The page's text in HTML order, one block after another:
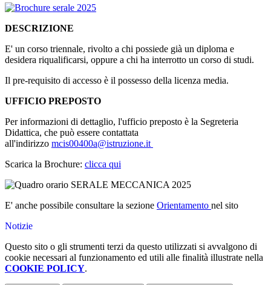
DESCRIZIONE
E' un corso triennale, rivolto a chi possiede già un diploma e
desidera riqualificarsi, oppure a chi ha interrotto un corso di studi.
Il pre-requisito di accesso è il possesso della licenza media.
UFFICIO PREPOSTO
Per informazioni di dettaglio, l'ufficio preposto è la Segreteria
Didattica, che può essere contattata
all'indirizzo mcis00400a@istruzione.it
Scarica la Brochure: clicca qui
E' anche possibile consultare la sezione Orientamento nel sito
Notizie
Questo sito o gli strumenti terzi da questo utilizzati si avvalgono di
cookie necessari al funzionamento ed utili alle finalità illustrate nella
COOKIE POLICY.